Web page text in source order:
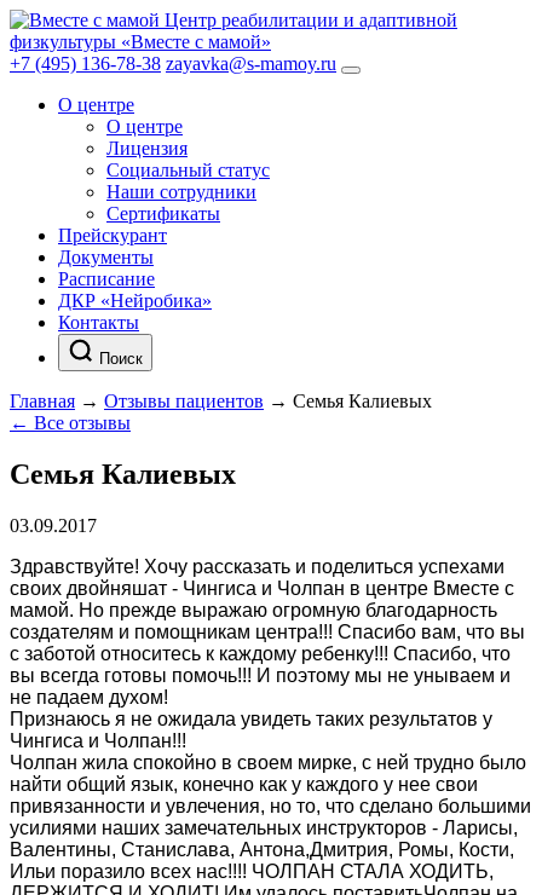
Центр реабилитации и адаптивной
физкультуры «Вместе с мамой»
+7 (495) 136-78-38 zayavka@s-mamoy.ru
О центре
О центре
Лицензия
Социальный статус
Наши сотрудники
Сертификаты
Прейскурант
Документы
Расписание
ДКР «Нейробика»
Контакты
Поиск
Главная → Отзывы пациентов → Семья Калиевых
← Все отзывы
Семья Калиевых
03.09.2017
Здравствуйте! Хочу рассказать и поделиться успехами
своих двойняшат - Чингиса и Чолпан в центре Вместе с
мамой. Но прежде выражаю огромную благодарность
создателям и помощникам центра!!! Спасибо вам, что вы
с заботой относитесь к каждому ребенку!!! Спасибо, что
вы всегда готовы помочь!!! И поэтому мы не унываем и
не падаем духом!
Признаюсь я не ожидала увидеть таких результатов у
Чингиса и Чолпан!!!
Чолпан жила спокойно в своем мирке, с ней трудно было
найти общий язык, конечно как у каждого у нее свои
привязанности и увлечения, но то, что сделано большими
усилиями наших замечательных инструкторов - Ларисы,
Валентины, Станислава, Антона,Дмитрия, Ромы, Кости,
Ильи поразило всех нас!!!! ЧОЛПАН СТАЛА ХОДИТЬ,